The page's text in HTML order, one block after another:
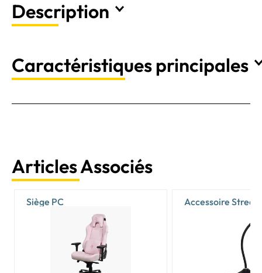
Description
Caractéristiques principales
Articles Associés
Siège PC
Accessoire